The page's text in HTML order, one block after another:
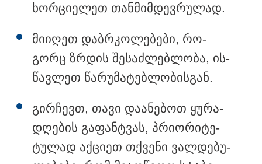
წელიწადნახევარში საქართველოში 164
ადამიანი დაიკარგა - 57 პირს ამ დრომდე
ეძებენ
ხორ­ცი­ე­ლეთ თან­მიმ­დევ­რუ­ლად.
მი­ი­ღეთ დაბ­რკო­ლე­ბე­ბი, რო­
გორც ზრდის შე­საძ­ლებ­ლო­ბა, ის­
წავ­ლეთ წა­რუ­მა­ტებ­ლო­ბის­გან.
გირ­ჩევთ, თავი და­ა­ნე­ბოთ ყუ­რა­
დღე­ბის გა­ფან­ტვას, პრი­ო­რი­ტე­
ტუ­ლად აქ­ცი­ეთ თქვე­ნი ვალ­დე­ბუ­